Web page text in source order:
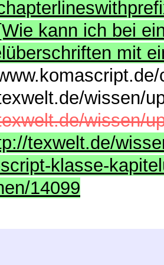
kann ich bei
mit
wissen/
wissen/
texwelt.de/
klasse-
14099